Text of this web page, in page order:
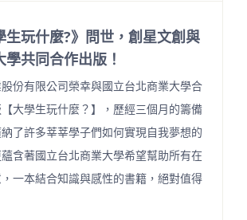
生玩什麼?》問世，創星文創與
共同合作出版！
份有限公司榮幸與國立台北商業大學合
大學生玩什麼？】，歷經三個月的籌備
了許多莘莘學子們如何實現自我夢想的
含著國立台北商業大學希望幫助所有在
一本結合知識與感性的書籍，絕對值得